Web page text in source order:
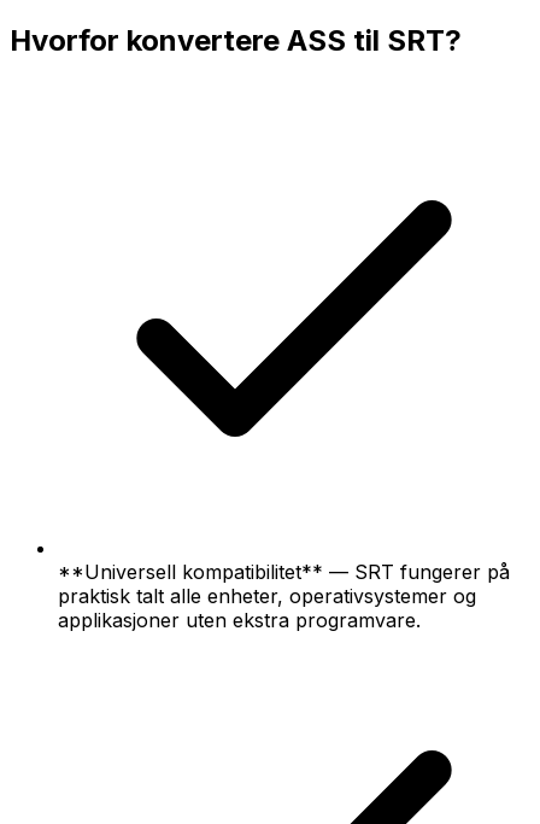
Hvorfor konvertere ASS til SRT?
**Universell kompatibilitet** — SRT fungerer på
praktisk talt alle enheter, operativsystemer og
applikasjoner uten ekstra programvare.